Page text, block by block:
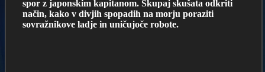
spor z japonskim kapitanom. Skupaj skušata odkriti
način, kako v divjih spopadih na morju poraziti
sovražnikove ladje in uničujoče robote.